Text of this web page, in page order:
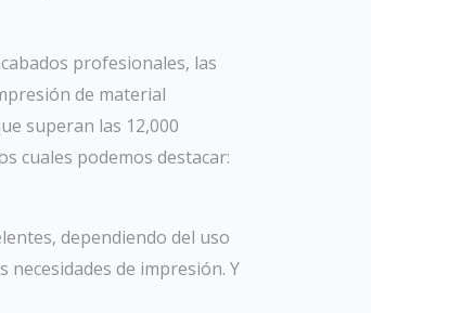
profesionales, las
de material
superan las 12,000
cuales podemos destacar:
dependiendo del uso
de impresión. Y